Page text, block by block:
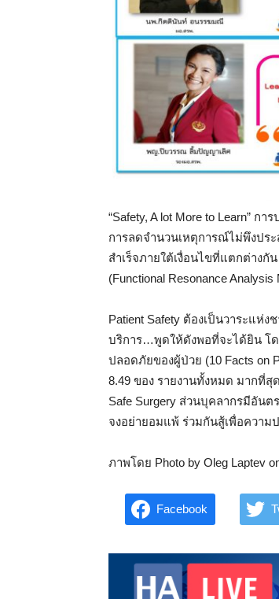
“Safety, A lot More to Learn”
การลดจำนวนเหตุการณ์ไม่พึงปร
สำเร็จภายใต้เงื่อนไขที่แตกต่างกั
(Functional Resonance
Patient Safety ต้องเป็นวาระแห่
บริการ…พูดให้ดังพอที่จะได้ยิน โด
ปลอดภัยของผู้ป่วย (10 Facts on
8.49 ของ รายงานทั้งหมด มากที่สุ
Safe Surgery ส่วนบุคลากรมีอัน
จงอย่ายอมแพ้ ร่วมกันสู้เพื่อควา
ภาพโดย Photo by Oleg Laptev
Facebook